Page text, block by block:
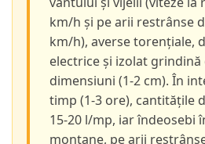
km/h și pe arii restrânse
km/h), averse torențiale,
electrice și izolat grindină
dimensiuni (1-2 cm). În
timp (1-3 ore), cantitățile
15-20 l/mp, iar îndeosebi
montane, pe arii